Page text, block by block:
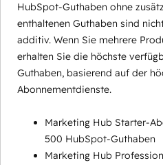
HubSpot-Guthaben ohne
enthaltenen Guthaben sind
additiv. Wenn Sie mehrere
erhalten Sie die höchste
Guthaben, basierend auf der
Abonnementdienste.
Marketing Hub Starter-
500 HubSpot-Guthaben
Marketing Hub